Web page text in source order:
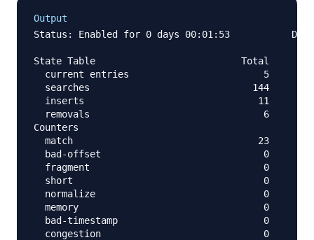
Output
Status: Enabled for 0 days 00:01:53
State Table                          Total
  current entries                        5
searches                             144
inserts                               11
removals                               6
Counters
match                                 23
bad-offset                             0
fragment                               0
short                                  0
normalize                              0
memory                                 0
bad-timestamp                          0
congestion                             0